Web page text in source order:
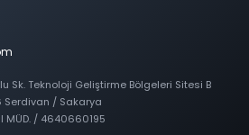
Sk. Teknoloji Geliştirme Bölgeleri Sitesi B
Serdivan / Sakarya
MÜD. / 4640660195